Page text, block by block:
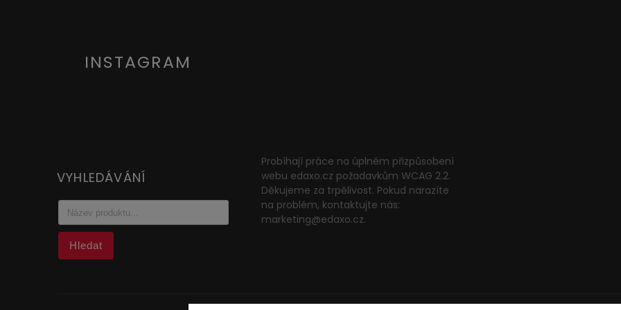
INSTAGRAM
VYHLEDÁVÁNÍ
Hledat
Probíhají práce na úplném přizpůsobení
webu edaxo.cz požadavkům WCAG 2.2.
Děkujeme za trpělivost. Pokud narazíte
na problém, kontaktujte nás:
marketing@edaxo.cz.